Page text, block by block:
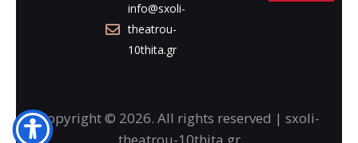
info@sxoli-
theatrou-
10thita.gr
n
Copyright © 2026. All rights reserved | sxoli-